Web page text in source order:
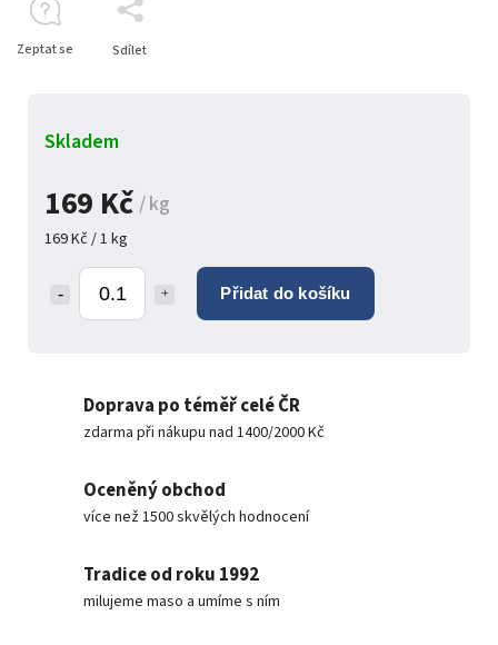
169 Kč / kg
169 Kč / 1 kg
Přidat do košíku
Skladem
Zeptat se Sdílet
Doprava po téměř celé ČR
zdarma při nákupu nad 1400/2000 Kč
Oceněný obchod
více než 1500 skvělých hodnocení
Tradice od roku 1992
milujeme maso a umíme s ním